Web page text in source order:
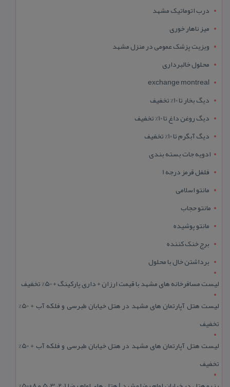
درب اتوماتیک مشهد
میز ناهار خوری
ویزیت پزشک عمومی در منزل مشهد
محلول خالبرداری
exchange montreal
دیگ بخار تا 10% تخفیف
دیگ روغن داغ تا 10% تخفیف
دیگ آبگرم تا 10% تخفیف
ادویه جات بسته بندی
فلفل قرمز درجه 1
مانتو اسلامی
مانتو حجاب
مانتو پوشیده
برج خنک کننده
برداشتن خال با محلول
لیست مسافرخانه های مشهد با قیمت ارزان + داری پارکینگ + 50% تخفیف
لیست هتل آپارتمان های مشهد در هتل خیابان طبرسی و فلکه آب + 50%
تخفیف
لیست هتل آپارتمان های مشهد در هتل خیابان طبرسی و فلکه آب + 50%
تخفیف